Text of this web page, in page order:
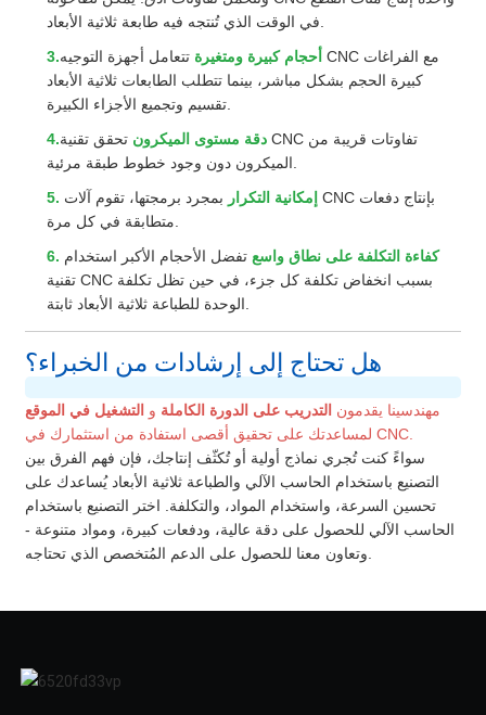
في الوقت الذي تُنتجه فيه طابعة ثلاثية الأبعاد.
3.أحجام كبيرة ومتغيرة تتعامل أجهزة التوجيه CNC مع الفراغات
كبيرة الحجم بشكل مباشر، بينما تتطلب الطابعات ثلاثية الأبعاد
تقسيم وتجميع الأجزاء الكبيرة.
4.دقة مستوى الميكرون تحقق تقنية CNC تفاوتات قريبة من
الميكرون دون وجود خطوط طبقة مرئية.
5. إمكانية التكرار بمجرد برمجتها، تقوم آلات CNC بإنتاج دفعات
متطابقة في كل مرة.
6. كفاءة التكلفة على نطاق واسع تفضل الأحجام الأكبر استخدام
تقنية CNC بسبب انخفاض تكلفة كل جزء، في حين تظل تكلفة
الوحدة للطباعة ثلاثية الأبعاد ثابتة.
هل تحتاج إلى إرشادات من الخبراء؟
مهندسينا يقدمون التدريب على الدورة الكاملة و التشغيل في الموقع
لمساعدتك على تحقيق أقصى استفادة من استثمارك في CNC.
سواءً كنت تُجري نماذج أولية أو تُكثّف إنتاجك، فإن فهم الفرق بين
التصنيع باستخدام الحاسب الآلي والطباعة ثلاثية الأبعاد يُساعدك على
تحسين السرعة، واستخدام المواد، والتكلفة. اختر التصنيع باستخدام
الحاسب الآلي للحصول على دقة عالية، ودفعات كبيرة، ومواد متنوعة -
وتعاون معنا للحصول على الدعم المُتخصص الذي تحتاجه.